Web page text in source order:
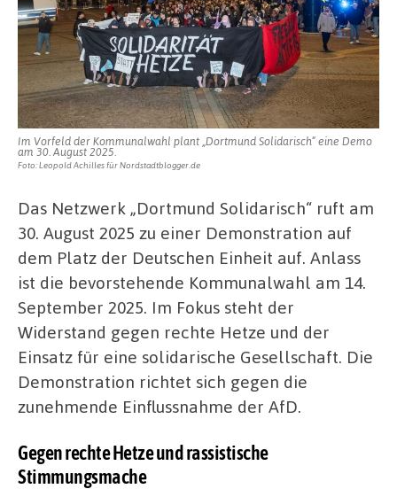
Kommunalwahl
in
Dortmund
Im Vorfeld der Kommunalwahl plant „Dortmund Solidarisch“ eine Demo
am 30. August 2025.
Foto: Leopold Achilles für Nordstadtblogger.de
Das Netzwerk „Dortmund Solidarisch“ ruft am
30. August 2025 zu einer Demonstration auf
dem Platz der Deutschen Einheit auf. Anlass
ist die bevorstehende Kommunalwahl am 14.
September 2025. Im Fokus steht der
Widerstand gegen rechte Hetze und der
Einsatz für eine solidarische Gesellschaft. Die
Demonstration richtet sich gegen die
zunehmende Einflussnahme der AfD.
Gegen rechte Hetze und rassistische
Stimmungsmache